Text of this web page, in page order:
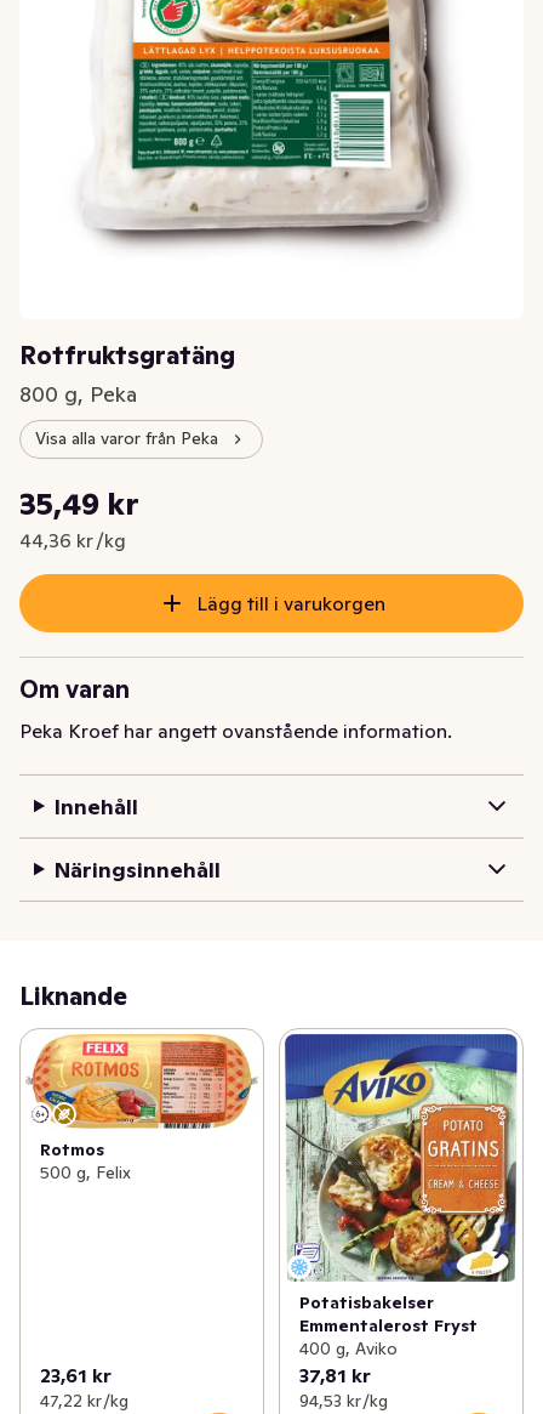
Rotfruktsgratäng
800 g, Peka
Visa alla varor från Peka
Nuvarande pris är: 35,49 kr
35,49 kr
44,36 kr /kg
Styckpris: 44,36 kr /kg
Lägg till i varukorgen
Om varan
Peka Kroef har angett ovanstående information.
Innehåll
Näringsinnehåll
Liknande
Rotmos
500 g, Felix
23,61 kr
47,22 kr /kg
Potatisbakelser
Emmentalerost Fryst
400 g, Aviko
37,81 kr
94,53 kr /kg